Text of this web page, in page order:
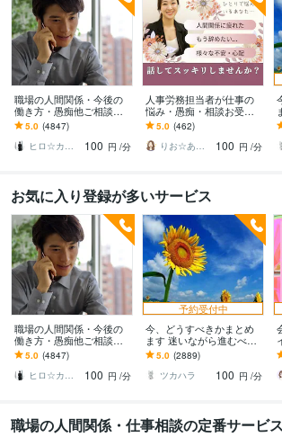
職場の人間関係・今後の
働き方・愚痴他ご相談承
ります お金に関する悩
み・転職・職場の悩みな
どお伺い致します
5.0 (4847)
ヒロ☆カウンセリング＆コンサルティング
100 円 /分
人事労務担当者が仕事の
悩み・愚痴・相談お受け
します 職場の人間関係・
仕事・将来の不安・転
職・面接等一緒に考えま
5.0 (462)
りお☆あなたの背中そっと押します
100 円 /分
お気に入り登録が多いサービス
職場の人間関係・今後の
働き方・愚痴他ご相談承
ります お金に関する悩
み・転職・職場の悩みな
どお伺い致します
5.0 (4847)
ヒロ☆カウンセリング＆コンサルティング
100 円 /分
予約受付中
今、どうすべきかまとめ
ます 迷いながら進むべき
道を探している方へ
5.0 (2889)
ツカハラ
100 円 /分
職場の人間関係・仕事相談の定番サービス